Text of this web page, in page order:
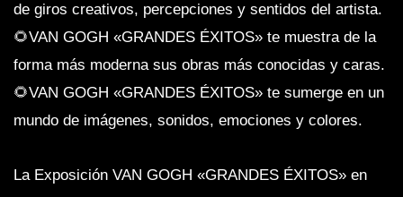
de giros creativos, percepciones y sentidos del artista.
🌻VAN GOGH «GRANDES ÉXITOS» te muestra de la
forma más moderna sus obras más conocidas y caras.
🌻VAN GOGH «GRANDES ÉXITOS» te sumerge en un
mundo de imágenes, sonidos, emociones y colores.
La Exposición VAN GOGH «GRANDES ÉXITOS» en